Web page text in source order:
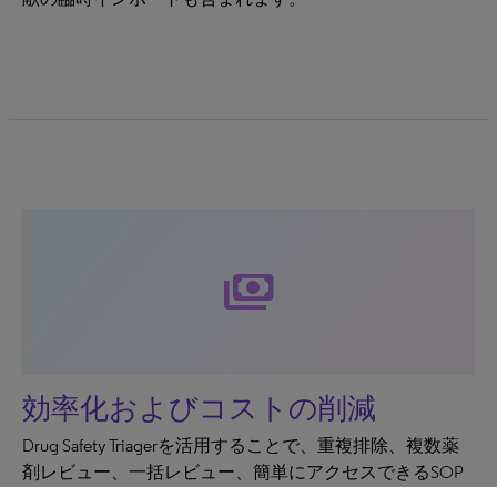
payments
効率化およびコストの削減
Drug Safety Triagerを活用することで、重複排除、複数薬
剤レビュー、一括レビュー、簡単にアクセスできるSOP